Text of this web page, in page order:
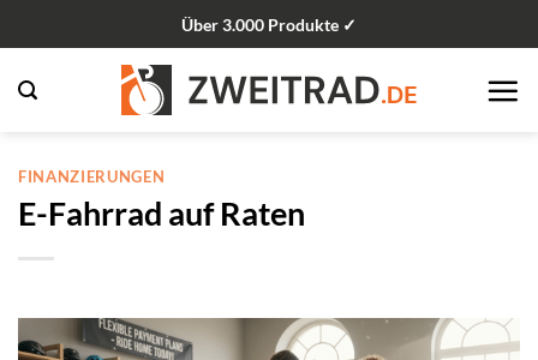
Inhalt
springen
Über 3.000 Produkte ✓
FINANZIERUNGEN
E-Fahrrad auf Raten